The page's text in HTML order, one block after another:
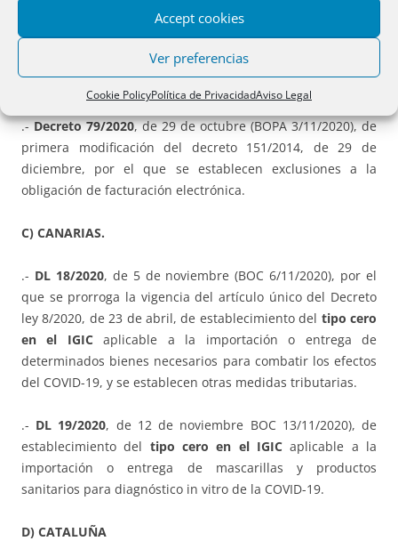
Accept cookies
Ver preferencias
Cookie PolicyPolítica de PrivacidadAviso Legal
.- Decreto 78/2020, de 29 de octubre (BOPA 3/11/2020), de
regulación de la Oficina de Proyectos Europeos y del
Comité Asesor de Fondos Europeos.
.-Decreto 79/2020, de 29 de octubre (BOPA 3/11/2020), de
primera modificación del decreto 151/2014, de 29 de
diciembre, por el que se establecen exclusiones a la
obligación de facturación electrónica.
C) CANARIAS.
.- DL 18/2020, de 5 de noviembre (BOC 6/11/2020), por el
que se prorroga la vigencia del artículo único del Decreto
ley 8/2020, de 23 de abril, de establecimiento del tipo cero
en el IGICaplicable a la importación o entrega de
determinados bienes necesarios para combatir los efectos
del COVID-19, y se establecen otras medidas tributarias.
.- DL 19/2020, de 12 de noviembre BOC 13/11/2020), de
establecimiento del tipo cero en el IGIC aplicable a la
importación o entrega de mascarillas y productos
sanitarios para diagnóstico in vitro de la COVID-19.
D) CATALUÑA